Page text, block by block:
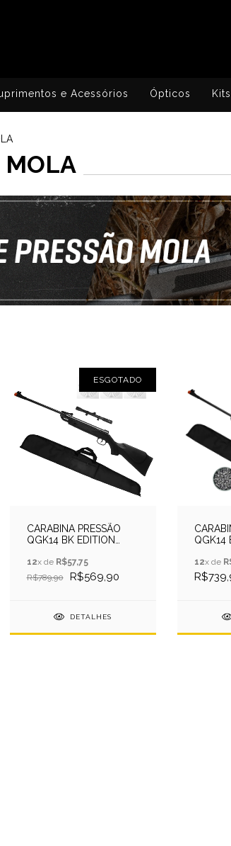
e Acessórios Ópticos Kits
MOLA
ESGOTADO
CARABINA PRESSÃO
QGK14 BK EDITION
12x de R$57,75
R$789,90
R$569,90
DETALHES
QGK14
12x de